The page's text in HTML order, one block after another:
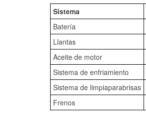
Sistema
Batería
Llantas
Aceite de motor
Sistema de enfriamiento
Sistema de limpiaparabrisas
Frenos